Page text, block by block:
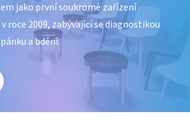
jako první soukromé zařízení
roce 2009, zabývající se diagnostikou
a bdění.